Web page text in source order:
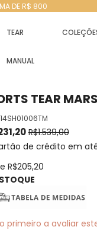
DE R$ 800
TEAR
MANUAL
TEAR
14SH01006TM
R$1.539,00
de crédito em
R$205,20
primeiro a avaliar